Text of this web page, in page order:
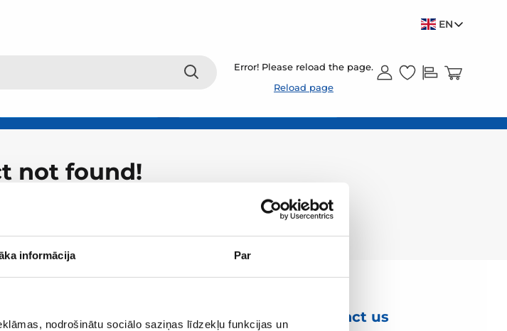
informācija Par
nodrošinātu sociālo saziņas līdzekļu funkcijas un
EN
Error! Please reload the page.
Reload page
not found!
Shopping Contact us